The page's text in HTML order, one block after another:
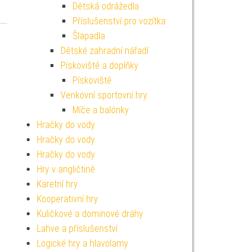
Dětská odrážedla
Příslušenství pro vozítka
Šlapadla
Dětské zahradní nářadí
Pískoviště a doplňky
Pískoviště
Venkovní sportovní hry
Míče a balónky
Hračky do vody
Hračky do vody
Hračky do vody
Hry v angličtině
Karetní hry
Kooperativní hry
Kuličkové a dominové dráhy
Lahve a příslušenství
Logické hry a hlavolamy